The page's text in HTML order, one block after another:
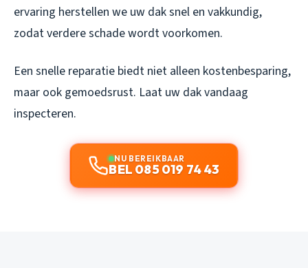
ervaring herstellen we uw dak snel en vakkundig,
zodat verdere schade wordt voorkomen.
Een snelle reparatie biedt niet alleen kostenbesparing,
maar ook gemoedsrust. Laat uw dak vandaag
inspecteren.
NU BEREIKBAAR
BEL 085 019 74 43